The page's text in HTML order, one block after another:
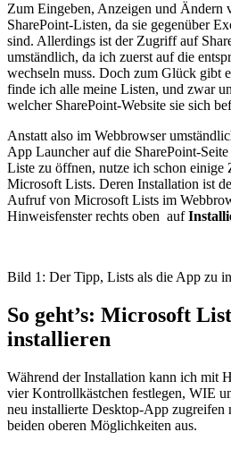
Zum Eingeben, Anzeigen und Ändern
SharePoint-Listen, da sie gegenüber
sind. Allerdings ist der Zugriff auf
umständlich, da ich zuerst auf die
wechseln muss. Doch zum Glück gibt
finde ich alle meine Listen, und zwar
welcher SharePoint-Website sie sich
Anstatt also im Webbrowser
App Launcher auf die SharePoint-
Liste zu öffnen, nutze ich schon
Microsoft Lists. Deren Installation ist
Aufruf von Microsoft Lists im
Hinweisfenster rechts oben auf
Bild 1: Der Tipp, Lists als die App zu
So geht’s: Microsoft
installieren
Während der Installation kann ich mit
vier Kontrollkästchen festlegen, WIE
neu installierte Desktop-App zugreifen
beiden oberen Möglichkeiten aus.